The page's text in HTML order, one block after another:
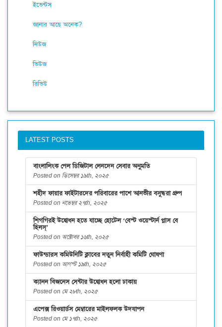
ইভেন্টস
জানার আছে অনেক?
নিউজ
ভিউজ
রিভিউ
LATEST POSTS
বাংলালিংক পেল ডিজিটাল লেনদেন সেবার অনুমতি
Posted on ডিসেম্বর ১৯th, ২০২৫
শহীদ ফায়ার ফাইটারদের পরিবারের পাশে আনভীর বসুন্ধরা গ্রুপ
Posted on নভেম্বর ২৭th, ২০২৫
শিগগিরই উদ্বোধন হতে যাচ্ছে হোটেল ‘বেস্ট ওয়েস্টার্ন প্লাস বে
হিলস্’
Posted on অক্টোবর ১৬th, ২০২৫
ফাউন্ডারস কমিউনিটি ক্লাবের নতুন নির্বাহী কমিটি ঘোষণা
Posted on আগস্ট ১৯th, ২০২৫
ক্যানন বিজনেস সেন্টার উদ্বোধন হলো ঢাকায়
Posted on মে ২৮th, ২০২৫
এপেক্স রিওয়ার্ডস মেম্বারের মাইলফলক উদযাপন
Posted on মে ১৭th, ২০২৫